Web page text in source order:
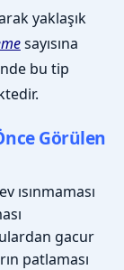
yaklaşık
sayısına
bu tip
Görülen
ısınmaması
gacur
patlaması